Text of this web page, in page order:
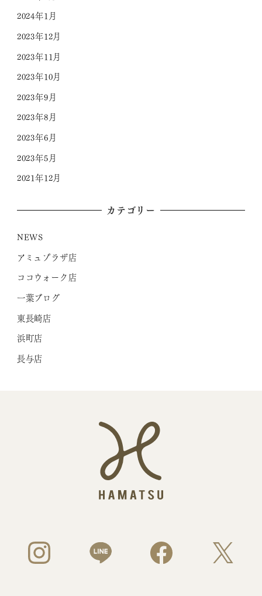
2024年1月
2023年12月
2023年11月
2023年10月
2023年9月
2023年8月
2023年6月
2023年5月
2021年12月
カテゴリー
NEWS
アミュプラザ店
ココウォーク店
一葉ブログ
東長崎店
浜町店
長与店